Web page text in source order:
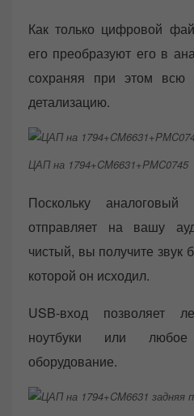
Как только цифровой
его преобразуют его в
сохраняя при этом всю
детализацию.
ЦАП на 1794+CM6631+PMC0745
Поскольку
отправляет на вашу
чистый, вы получите звук
которой он исходил.
USB-вход позволяет
ноутбуки или
оборудование.